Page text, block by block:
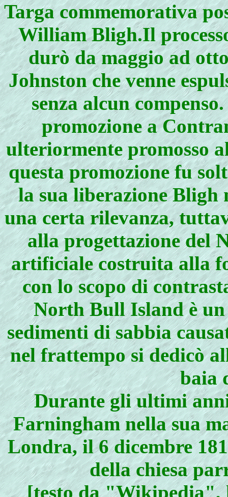
Targa commemorativa
William Bligh.Il
durò da maggio ad
Johnston che venne
senza alcun
promozione a
ulteriormente promosso
questa promozione fu
la sua liberazione Bligh
una certa rilevanza,
alla progettazione del
artificiale costruita alla
con lo scopo di
North Bull Island è
sedimenti di sabbia
nel frattempo si dedicò
baia
Durante gli ultimi
Farningham nella sua
Londra, il 6 dicembre
della chiesa
[testo da "Wikipedia",